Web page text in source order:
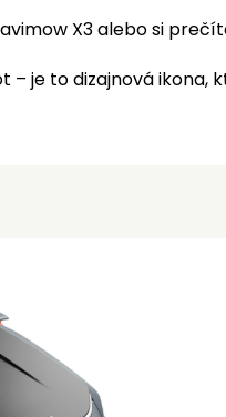
X3alebo si
– je to dizajnová ikona,